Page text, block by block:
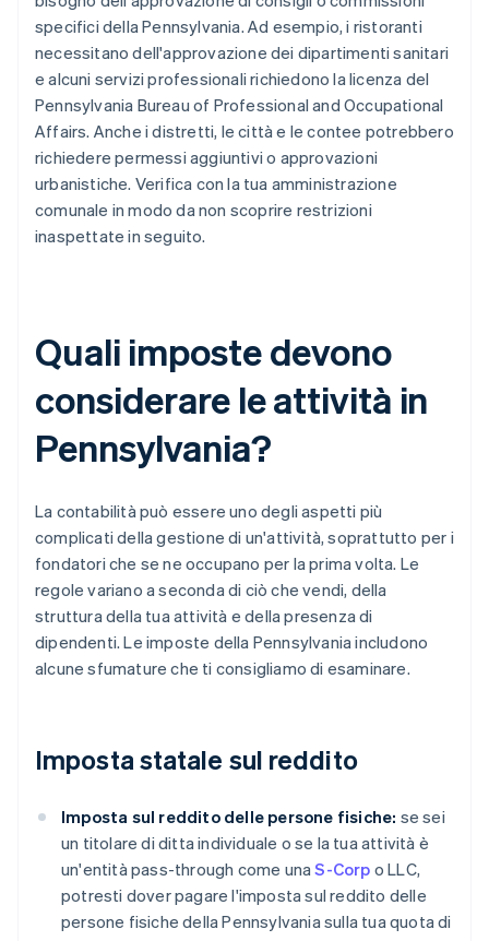
specifici della Pennsylvania. Ad esempio, i ristoranti
necessitano dell'approvazione dei dipartimenti sanitari
e alcuni servizi professionali richiedono la licenza del
Pennsylvania Bureau of Professional and Occupational
Affairs. Anche i distretti, le città e le contee potrebbero
richiedere permessi aggiuntivi o approvazioni
urbanistiche. Verifica con la tua amministrazione
comunale in modo da non scoprire restrizioni
inaspettate in seguito.
Quali imposte devono
considerare le attività in
Pennsylvania?
La contabilità può essere uno degli aspetti più
complicati della gestione di un'attività, soprattutto per i
fondatori che se ne occupano per la prima volta. Le
regole variano a seconda di ciò che vendi, della
struttura della tua attività e della presenza di
dipendenti. Le imposte della Pennsylvania includono
alcune sfumature che ti consigliamo di esaminare.
Imposta statale sul reddito
Imposta sul reddito delle persone fisiche: se sei
un titolare di ditta individuale o se la tua attività è
un'entità pass-through come unaS-Corp o LLC,
potresti dover pagare l'imposta sul reddito delle
persone fisiche della Pennsylvania sulla tua quota di